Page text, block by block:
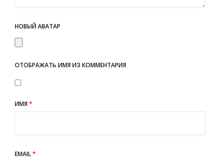
НОВЫЙ АВАТАР
ОТОБРАЖАТЬ ИМЯ ИЗ КОММЕНТАРИЯ
ИМЯ*
EMAIL*